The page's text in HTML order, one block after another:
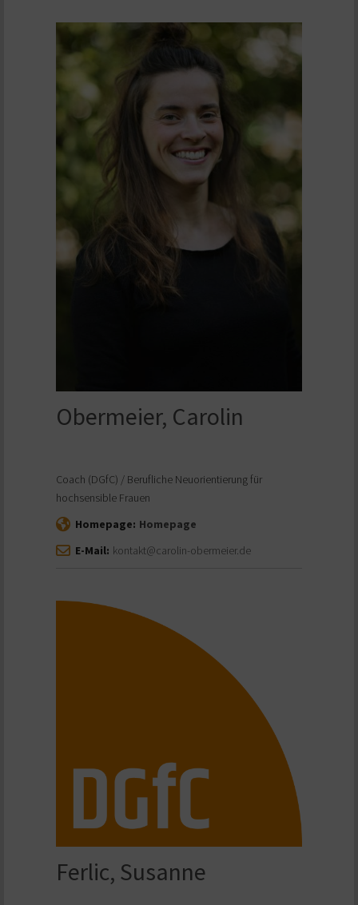
Obermeier, Carolin
Coach (DGfC) / Berufliche Neuorientierung für
hochsensible Frauen
Homepage: Homepage
E-Mail: kontakt@carolin-obermeier.de
Ferlic, Susanne